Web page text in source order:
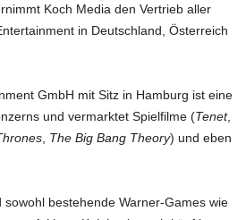
Koch Media den Vertrieb aller
in Deutschland, Österreich
GmbH mit Sitz in Hamburg ist eine
und vermarktet Spielfilme (Tenet,
The Big Bang Theory) und eben
sowohl bestehende Warner-Games wie